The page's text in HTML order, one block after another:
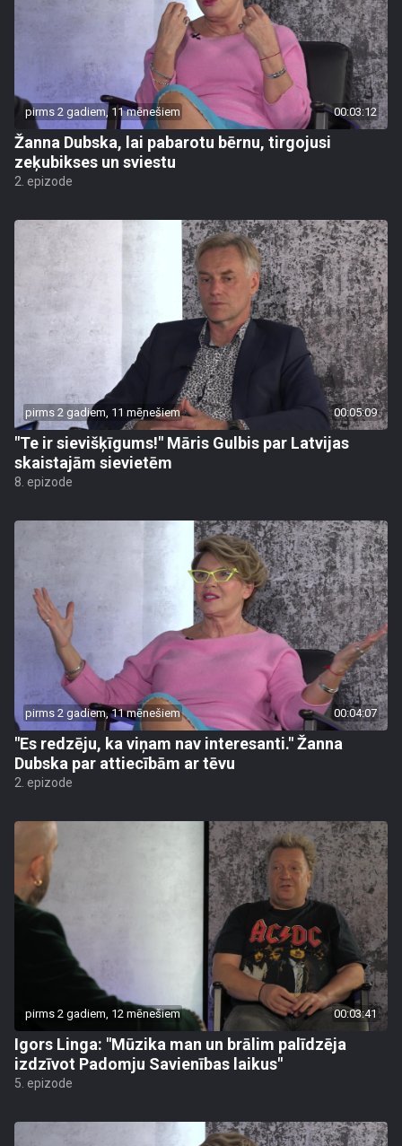
pirms 2 gadiem, 11 mēnešiem 00:03:12
Žanna Dubska, lai pabarotu bērnu, tirgojusi
zeķubikses un sviestu
2. epizode
pirms 2 gadiem, 11 mēnešiem 00:05:09
"Te ir sievišķīgums!" Māris Gulbis par Latvijas
skaistajām sievietēm
8. epizode
pirms 2 gadiem, 11 mēnešiem 00:04:07
"Es redzēju, ka viņam nav interesanti." Žanna
Dubska par attiecībām ar tēvu
2. epizode
pirms 2 gadiem, 12 mēnešiem 00:03:41
Igors Linga: "Mūzika man un brālim palīdzēja
izdzīvot Padomju Savienības laikus"
5. epizode